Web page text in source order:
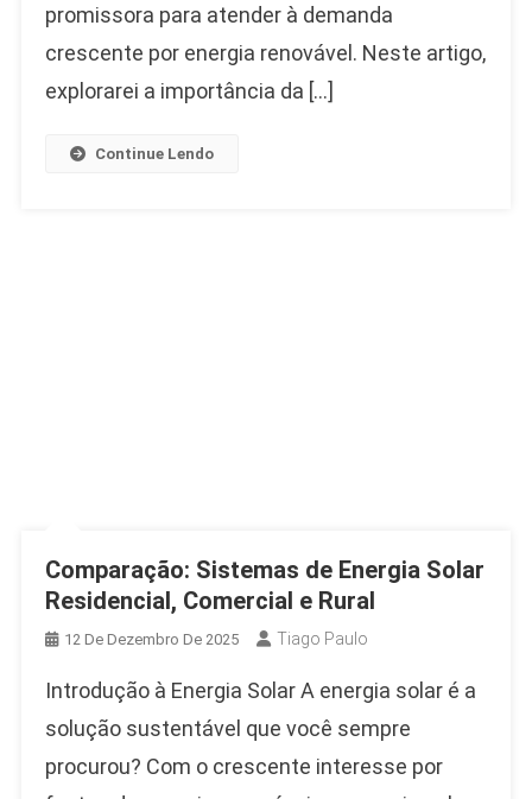
promissora para atender à demanda
crescente por energia renovável. Neste artigo,
explorarei a importância da […]
Continue Lendo
Comparação: Sistemas de Energia Solar
Residencial, Comercial e Rural
12 De Dezembro De 2025 Tiago Paulo
Introdução à Energia Solar A energia solar é a
solução sustentável que você sempre
procurou? Com o crescente interesse por